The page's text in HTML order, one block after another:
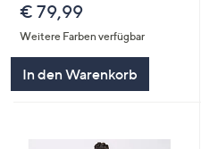
€ 79,99
Weitere Farben verfügbar
In den Warenkorb